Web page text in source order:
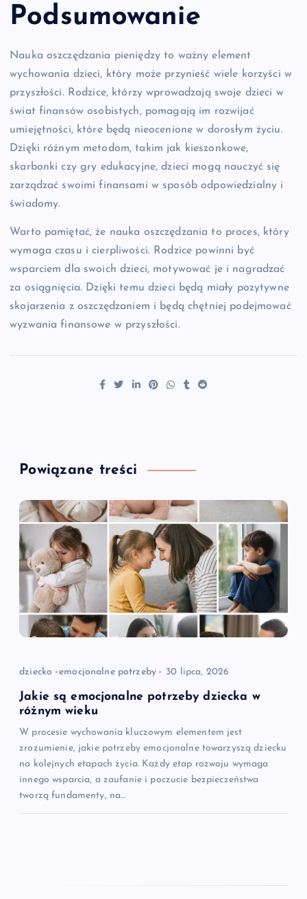
Podsumowanie
Nauka oszczędzania pieniędzy to ważny element
wychowania dzieci, który może przynieść wiele korzyści w
przyszłości. Rodzice, którzy wprowadzają swoje dzieci w
świat finansów osobistych, pomagają im rozwijać
umiejętności, które będą nieocenione w dorosłym życiu.
Dzięki różnym metodom, takim jak kieszonkowe,
skarbonki czy gry edukacyjne, dzieci mogą nauczyć się
zarządzać swoimi finansami w sposób odpowiedzialny i
świadomy.
Warto pamiętać, że nauka oszczędzania to proces, który
wymaga czasu i cierpliwości. Rodzice powinni być
wsparciem dla swoich dzieci, motywować je i nagradzać
za osiągnięcia. Dzięki temu dzieci będą miały pozytywne
skojarzenia z oszczędzaniem i będą chętniej podejmować
wyzwania finansowe w przyszłości.
Powiązane treści
dziecko emocjonalne potrzeby 30 lipca, 2026
Jakie są emocjonalne potrzeby dziecka w
różnym wieku
W procesie wychowania kluczowym elementem jest
zrozumienie, jakie potrzeby emocjonalne towarzyszą dziecku
na kolejnych etapach życia. Każdy etap rozwoju wymaga
innego wsparcia, a zaufanie i poczucie bezpieczeństwa
tworzą fundamenty, na…